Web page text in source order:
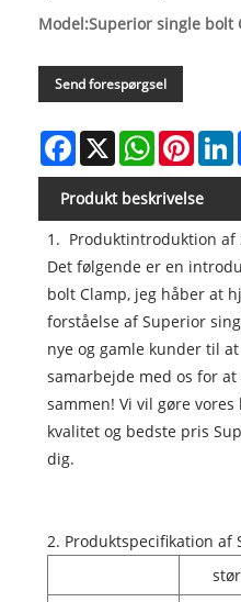
Model:Superior single bolt
Send forespørgsel
Facebook
X WhatsApp
Produkt beskrivelse
1. Produktintroduktion af
Det følgende er en
bolt Clamp, jeg håber at
forståelse af Superior
nye og gamle kunder til
samarbejde med os for
sammen! Vi vil gøre
kvalitet og bedste pris
dig.
2. Produktspecifikation af